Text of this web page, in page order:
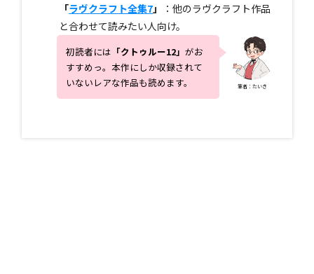
「ラヴクラフト全集7」
：他のラヴクラフト作品
と合わせて読みたい人向け。
筆者：たいき
初読者には 「クトゥルー12」がお
すすめっ。本作にしか収録されて
いないレアな作品も読めます。